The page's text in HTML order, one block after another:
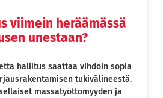
viimein heräämässä
unestaan?
hallitus saattaa vihdoin sopia
tukivälineestä.
massatyöttömyyden ja